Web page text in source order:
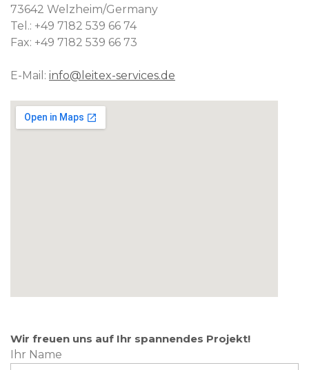
73642 Welzheim/Germany
Tel.: +49 7182 539 66 74
Fax: +49 7182 539 66 73
E-Mail: info@leitex-services.de
Wir freuen uns auf Ihr spannendes Projekt!
Ihr Name